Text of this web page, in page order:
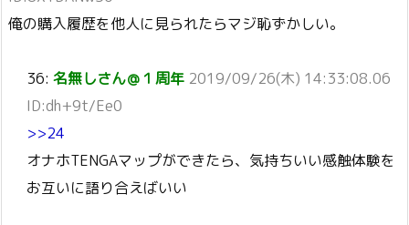
俺の購入履歴を他人に見られたらマジ恥ずかしい。
36: 名無しさん＠１周年 2019/09/26(木) 14:33:08.06
ID:dh+9t/Ee0
>>24
オナホTENGAマップができたら、気持ちいい感触体験を
お互いに語り合えばいい